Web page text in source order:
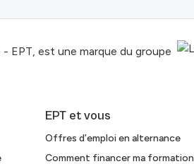
EPT, est une marque du groupe
EPT et vous
Offres d’emploi en alternance
Comment financer ma formation